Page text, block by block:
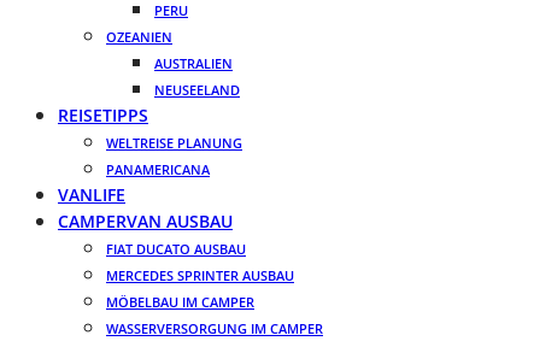
PERU
OZEANIEN
AUSTRALIEN
NEUSEELAND
REISETIPPS
WELTREISE PLANUNG
PANAMERICANA
VANLIFE
CAMPERVAN AUSBAU
FIAT DUCATO AUSBAU
MERCEDES SPRINTER AUSBAU
MÖBELBAU IM CAMPER
WASSERVERSORGUNG IM CAMPER